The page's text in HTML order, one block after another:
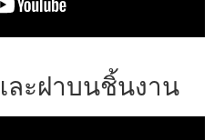
ละฝาบนชิ้นงาน